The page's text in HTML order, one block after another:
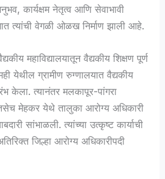
कार्यक्षम नेतृत्व आणि सेवाभावी
त्यांची वेगळी ओळख निर्माण झाली आहे.
महाविद्यालयातून वैद्यकीय शिक्षण पूर्ण
येथील ग्रामीण रुग्णालयात वैद्यकीय
केला. त्यानंतर मलकापूर-पांगरा
मेहकर येथे तालुका आरोग्य अधिकारी
सांभाळली. त्यांच्या उत्कृष्ट कार्याची
जिल्हा आरोग्य अधिकारीपदी